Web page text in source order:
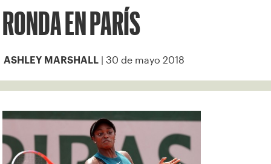
RONDA EN PARÍS
ASHLEY MARSHALL | 30 de mayo 2018